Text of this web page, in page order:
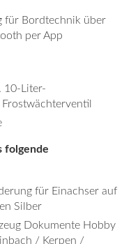
für Bordtechnik über
per App
10-Liter-
folgende
für Einachser auf
Silber
Dokumente Hobby
/ Kerpen /